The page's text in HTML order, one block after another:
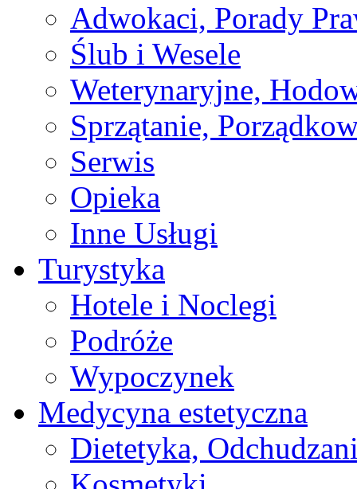
Adwokaci, Porady
Ślub i Wesele
Weterynaryjne,
Sprzątanie,
Serwis
Opieka
Inne Usługi
Turystyka
Hotele i Noclegi
Podróże
Wypoczynek
Medycyna estetyczna
Dietetyka,